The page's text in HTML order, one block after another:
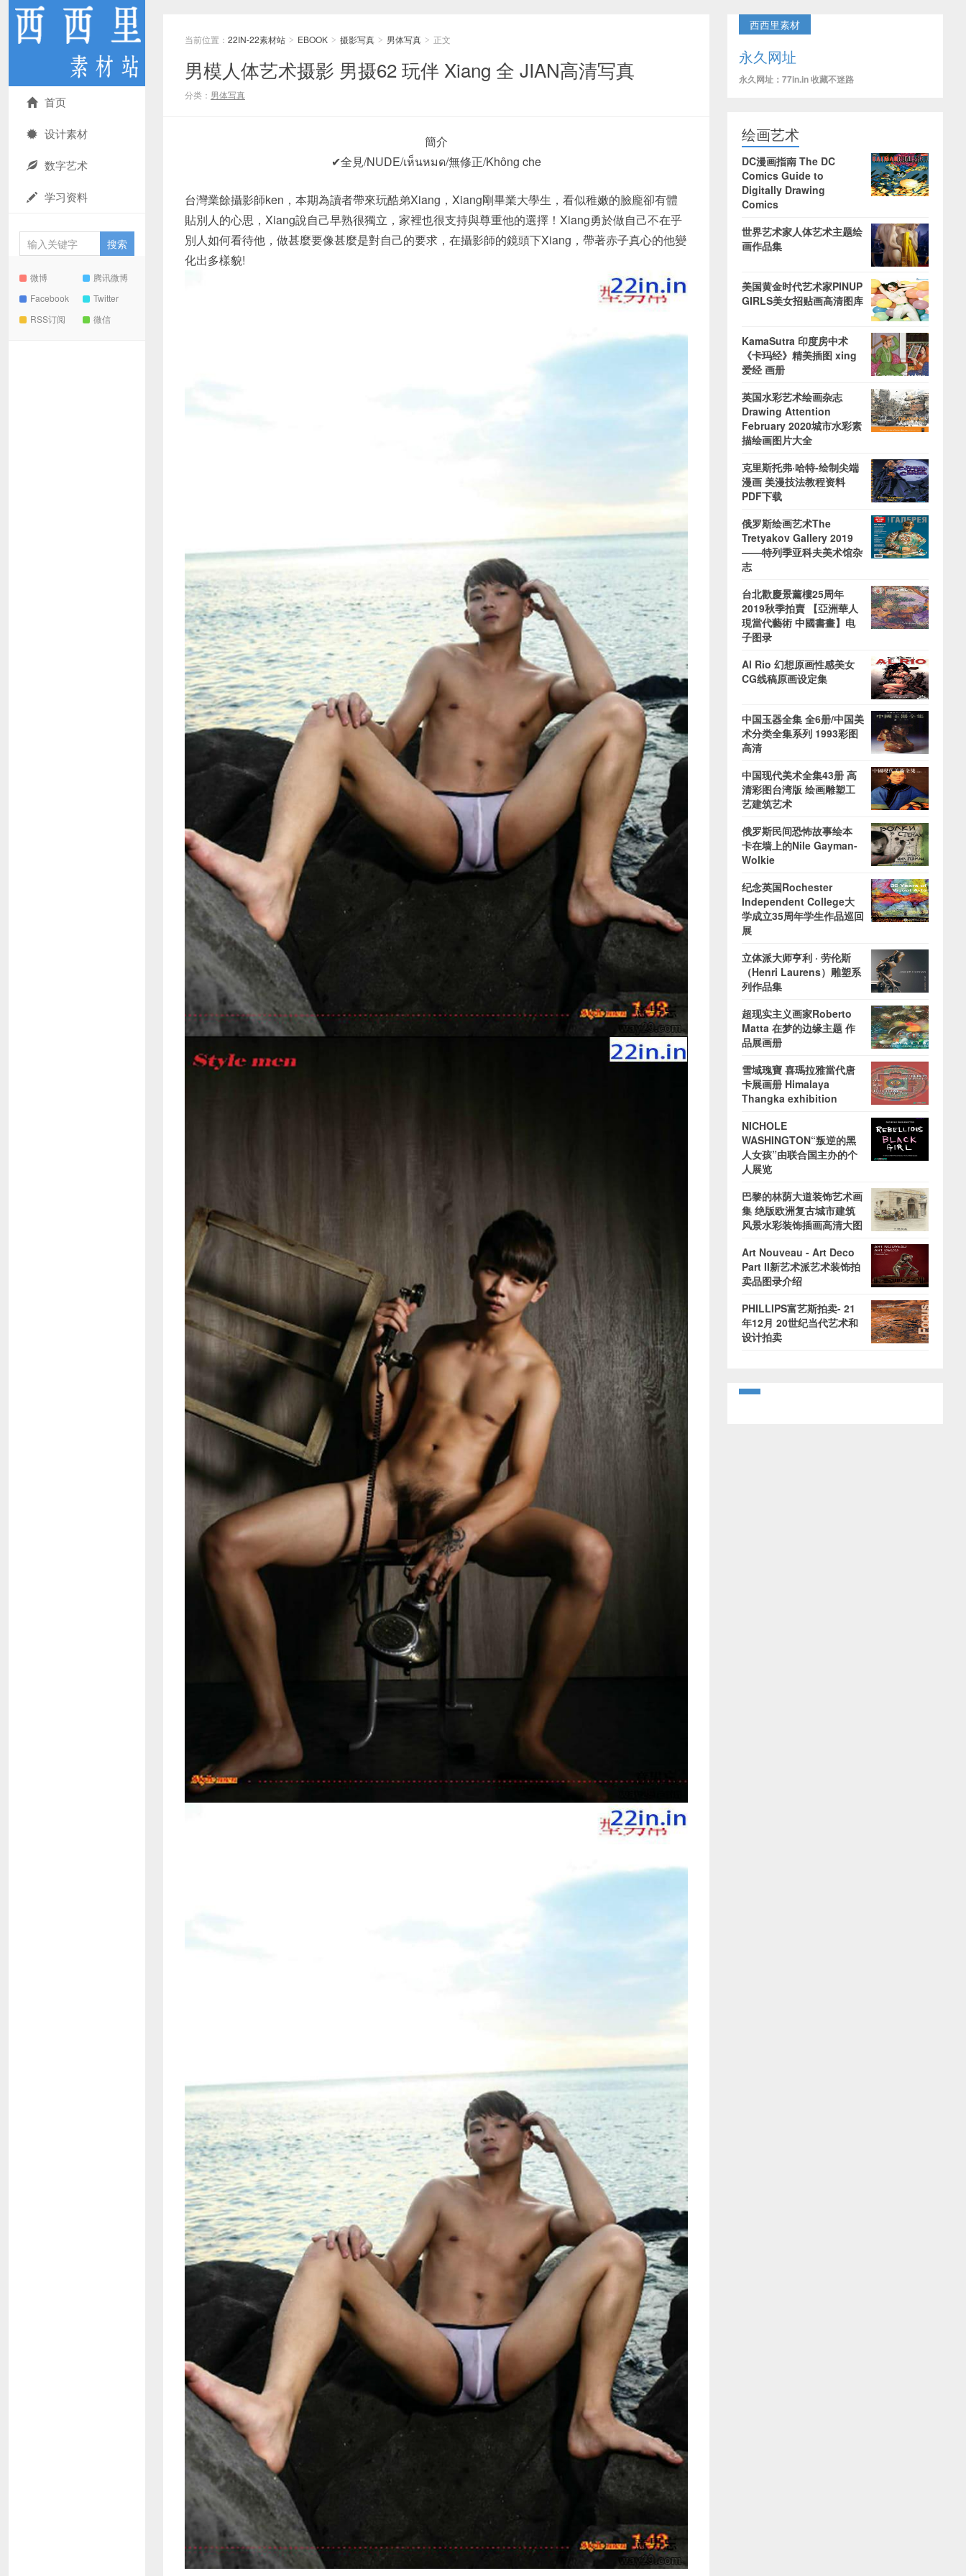
首页
设计素材
数字艺术
学习资料
微博
腾讯微博
Facebook
Twitter
RSS订阅
微信
当前位置： 22IN-22素材站 > EBOOK > 摄影写真 > 男体写真 > 正文
男模人体艺术摄影 男摄62 玩伴 Xiang 全 JIAN高清写真
分类： 男体写真
簡介
✔全見/NUDE/เห็นหมด/無修正/Không che
台灣業餘攝影師ken，本期為讀者帶來玩酷弟Xiang，Xiang剛畢業大學生，看似稚嫩的臉龐卻有體
貼別人的心思，Xiang說自己早熟很獨立，家裡也很支持與尊重他的選擇！Xiang勇於做自己不在乎
別人如何看待他，做甚麼要像甚麼是對自己的要求，在攝影師的鏡頭下Xiang，帶著赤子真心的他變
化出多樣貌!
西西里素材
永久网址
永久网址：77in.in 收藏不迷路
绘画艺术
DC漫画指南 The DC
Comics Guide to
Digitally Drawing
Comics
世界艺术家人体艺术主题绘
画作品集
美国黄金时代艺术家PINUP
GIRLS美女招贴画高清图库
KamaSutra 印度房中术
《卡玛经》精美插图 xing
爱经 画册
英国水彩艺术绘画杂志
Drawing Attention
February 2020城市水彩素
描绘画图片大全
克里斯托弗·哈特-绘制尖端
漫画 美漫技法教程资料
PDF下载
俄罗斯绘画艺术The
Tretyakov Gallery 2019
——特列季亚科夫美术馆杂
志
台北歡慶景薰樓25周年
2019秋季拍賣 【亞洲華人
現當代藝術 中國書畫】电
子图录
Al Rio 幻想原画性感美女
CG线稿原画设定集
中国玉器全集 全6册/中国美
术分类全集系列 1993彩图
高清
中国现代美术全集43册 高
清彩图台湾版 绘画雕塑工
艺建筑艺术
俄罗斯民间恐怖故事绘本
卡在墙上的Nile Gayman-
Wolkie
纪念英国Rochester
Independent College大
学成立35周年学生作品巡回
展
立体派大师亨利 · 劳伦斯
（Henri Laurens）雕塑系
列作品集
超现实主义画家Roberto
Matta 在梦的边缘主题 作
品展画册
雪域瑰寶 喜瑪拉雅當代唐
卡展画册 Himalaya
Thangka exhibition
NICHOLE
WASHINGTON“叛逆的黑
人女孩”由联合国主办的个
人展览
巴黎的林荫大道装饰艺术画
集 绝版欧洲复古城市建筑
风景水彩装饰插画高清大图
Art Nouveau - Art Deco
Part II新艺术派艺术装饰拍
卖品图录介绍
PHILLIPS富艺斯拍卖- 21
年12月 20世纪当代艺术和
设计拍卖